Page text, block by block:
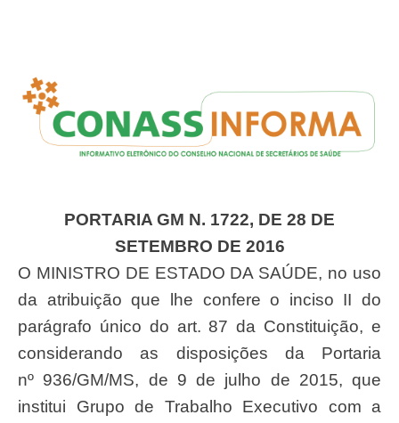
PORTARIA GM N. 1722, DE 28 DE
SETEMBRO DE 2016
O MINISTRO DE ESTADO DA SAÚDE, no uso
da atribuição que lhe confere o inciso II do
parágrafo único do art. 87 da Constituição, e
considerando as disposições da Portaria
nº 936/GM/MS, de 9 de julho de 2015, que
institui Grupo de Trabalho Executivo com a